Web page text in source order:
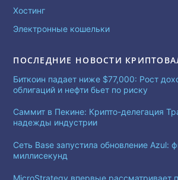
Хостинг
Электронные кошельки
ПОСЛЕДНИЕ НОВОСТИ
Биткоин падает ниже $77,000: Рост
облигаций и нефти бьет по риску
Саммит в Пекине: Крипто-делегация
надежды индустрии
Сеть Base запустила обновление Azul:
миллисекунд
MicroStrategy впервые рассматривает